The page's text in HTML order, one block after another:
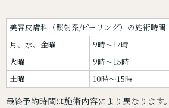
美容皮膚科（照射系/ピーリング）の施術時間
月、水、金曜
9時～17時
火曜
9時～15時
土曜
10時～15時
最終予約時間は施術内容により異なります。